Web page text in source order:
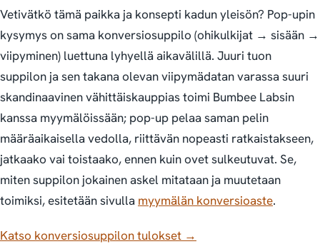
Vetivätkö tämä paikka ja konsepti kadun yleisön? Pop-upin
kysymys on sama konversiosuppilo (ohikulkijat → sisään →
viipyminen) luettuna lyhyellä aikavälillä. Juuri tuon
suppilon ja sen takana olevan viipymädatan varassa suuri
skandinaavinen vähittäiskauppias toimi Bumbee Labsin
kanssa myymälöissään; pop-up pelaa saman pelin
määräaikaisella vedolla, riittävän nopeasti ratkaistakseen,
jatkaako vai toistaako, ennen kuin ovet sulkeutuvat. Se,
miten suppilon jokainen askel mitataan ja muutetaan
toimiksi, esitetään sivulla myymälän konversioaste.
Katso konversiosuppilon tulokset →